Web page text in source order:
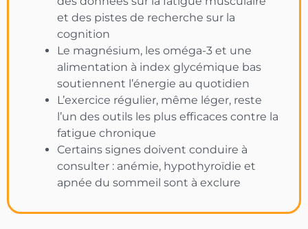
et des pistes de recherche sur la
cognition
Le magnésium, les oméga-3 et une
alimentation à index glycémique bas
soutiennent l’énergie au quotidien
L’exercice régulier, même léger, reste
l’un des outils les plus efficaces contre la
fatigue chronique
Certains signes doivent conduire à
consulter : anémie, hypothyroïdie et
apnée du sommeil sont à exclure